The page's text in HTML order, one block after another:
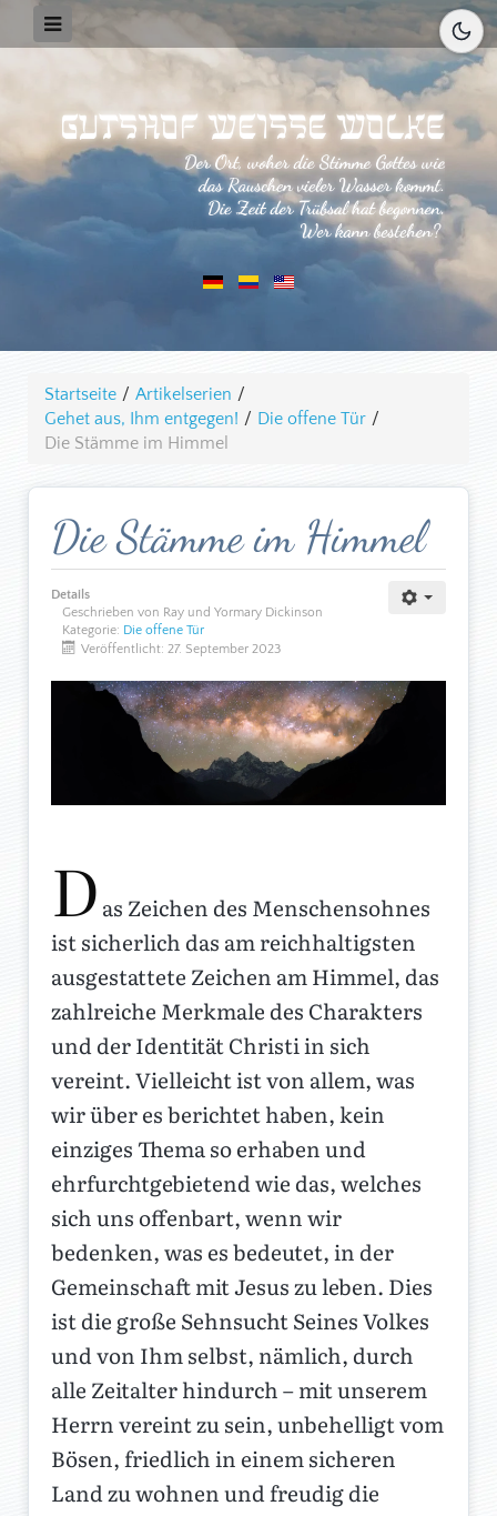
Startseite / Artikelserien /
Gehet aus, Ihm entgegen! / Die offene Tür /
Die Stämme im Himmel
Die Stämme im Himmel
Details
Geschrieben von Ray und Yormary Dickinson
Kategorie: Die offene Tür
Veröffentlicht: 27. September 2023
D as Zeichen des Menschensohnes
ist sicherlich das am reichhaltigsten
ausgestattete Zeichen am Himmel, das
zahlreiche Merkmale des Charakters
und der Identität Christi in sich
vereint. Vielleicht ist von allem, was
wir über es berichtet haben, kein
einziges Thema so erhaben und
ehrfurchtgebietend wie das, welches
sich uns offenbart, wenn wir
bedenken, was es bedeutet, in der
Gemeinschaft mit Jesus zu leben. Dies
ist die große Sehnsucht Seines Volkes
und von Ihm selbst, nämlich, durch
alle Zeitalter hindurch – mit unserem
Herrn vereint zu sein, unbehelligt vom
Bösen, friedlich in einem sicheren
Land zu wohnen und freudig die